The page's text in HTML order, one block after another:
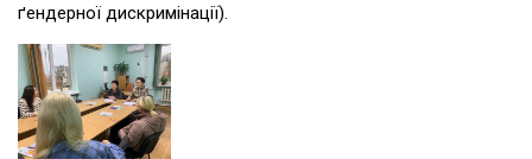
ґендерної дискримінації).